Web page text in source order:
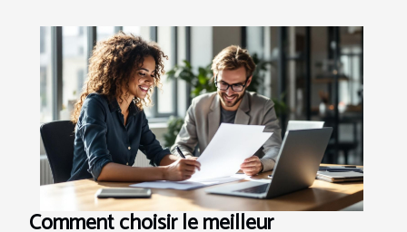
Comment choisir le meilleur